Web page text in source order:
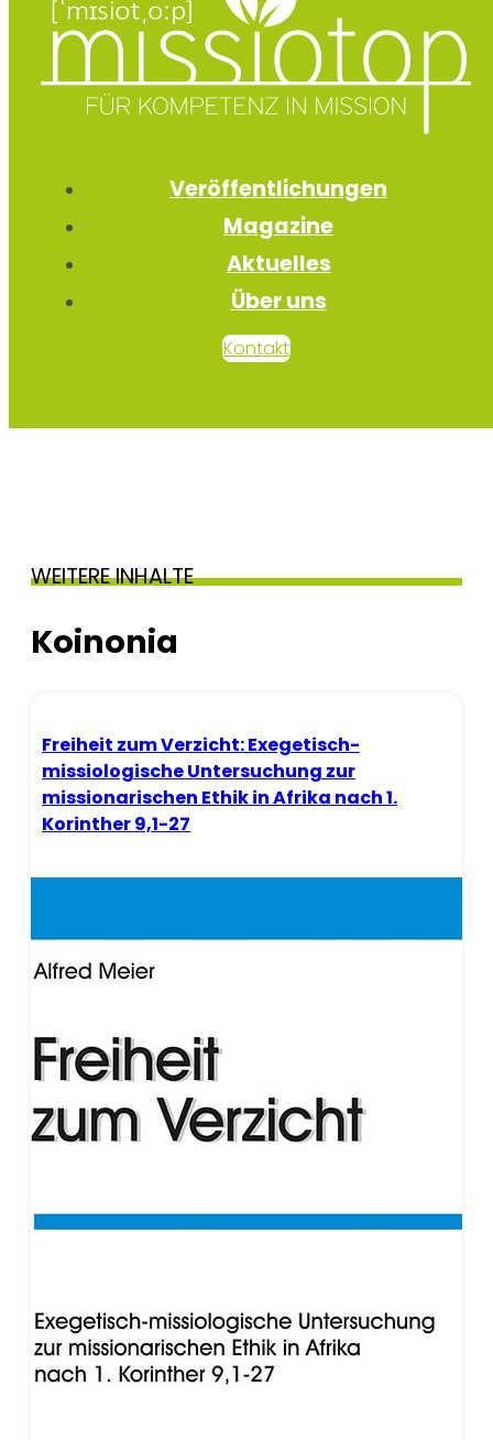
Veröffentlichungen
Magazine
Aktuelles
Über uns
Kontakt
WEITERE INHALTE
Koinonia
Freiheit zum Verzicht: Exegetisch-
missiologische Untersuchung zur
missionarischen Ethik in Afrika nach 1.
Korinther 9,1-27